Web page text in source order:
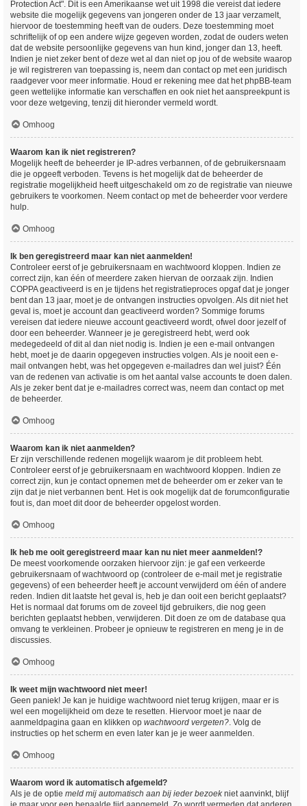
Protection Act". Dit is een Amerikaanse wet uit 1998 die vereist dat iedere
website die mogelijk gegevens van jongeren onder de 13 jaar verzamelt,
hiervoor de toestemming heeft van de ouders. Deze toestemming moet
schriftelijk of op een andere wijze gegeven worden, zodat de ouders weten
dat de website persoonlijke gegevens van hun kind, jonger dan 13, heeft.
Indien je niet zeker bent of deze wet al dan niet op jou of de website waarop
je wil registreren van toepassing is, neem dan contact op met een juridisch
raadgever voor meer informatie. Houd er rekening mee dat het phpBB-team
geen wettelijke informatie kan verschaffen en ook niet het aanspreekpunt is
voor deze wetgeving, tenzij dit hieronder vermeld wordt.
Omhoog
Waarom kan ik niet registreren?
Mogelijk heeft de beheerder je IP-adres verbannen, of de gebruikersnaam
die je opgeeft verboden. Tevens is het mogelijk dat de beheerder de
registratie mogelijkheid heeft uitgeschakeld om zo de registratie van nieuwe
gebruikers te voorkomen. Neem contact op met de beheerder voor verdere
hulp.
Omhoog
Ik ben geregistreerd maar kan niet aanmelden!
Controleer eerst of je gebruikersnaam en wachtwoord kloppen. Indien ze
correct zijn, kan één of meerdere zaken hiervan de oorzaak zijn. Indien
COPPA geactiveerd is en je tijdens het registratieproces opgaf dat je jonger
bent dan 13 jaar, moet je de ontvangen instructies opvolgen. Als dit niet het
geval is, moet je account dan geactiveerd worden? Sommige forums
vereisen dat iedere nieuwe account geactiveerd wordt, ofwel door jezelf of
door een beheerder. Wanneer je je geregistreerd hebt, werd ook
medegedeeld of dit al dan niet nodig is. Indien je een e-mail ontvangen
hebt, moet je de daarin opgegeven instructies volgen. Als je nooit een e-
mail ontvangen hebt, was het opgegeven e-mailadres dan wel juist? Één
van de redenen van activatie is om het aantal valse accounts te doen dalen.
Als je zeker bent dat je e-mailadres correct was, neem dan contact op met
de beheerder.
Omhoog
Waarom kan ik niet aanmelden?
Er zijn verschillende redenen mogelijk waarom je dit probleem hebt.
Controleer eerst of je gebruikersnaam en wachtwoord kloppen. Indien ze
correct zijn, kun je contact opnemen met de beheerder om er zeker van te
zijn dat je niet verbannen bent. Het is ook mogelijk dat de forumconfiguratie
fout is, dan moet dit door de beheerder opgelost worden.
Omhoog
Ik heb me ooit geregistreerd maar kan nu niet meer aanmelden!?
De meest voorkomende oorzaken hiervoor zijn: je gaf een verkeerde
gebruikersnaam of wachtwoord op (controleer de e-mail met je registratie
gegevens) of een beheerder heeft je account verwijderd om één of andere
reden. Indien dit laatste het geval is, heb je dan ooit een bericht geplaatst?
Het is normaal dat forums om de zoveel tijd gebruikers, die nog geen
berichten geplaatst hebben, verwijderen. Dit doen ze om de database qua
omvang te verkleinen. Probeer je opnieuw te registreren en meng je in de
discussies.
Omhoog
Ik weet mijn wachtwoord niet meer!
Geen paniek! Je kan je huidige wachtwoord niet terug krijgen, maar er is
wel een mogelijkheid om deze te resetten. Hiervoor moet je naar de
aanmeldpagina gaan en klikken op wachtwoord vergeten?. Volg de
instructies op het scherm en even later kan je je weer aanmelden.
Omhoog
Waarom word ik automatisch afgemeld?
Als je de optie meld mij automatisch aan bij ieder bezoekniet aanvinkt, blijf